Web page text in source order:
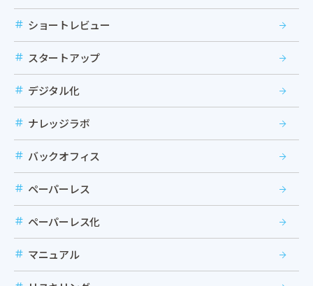
ショートレビュー
スタートアップ
デジタル化
ナレッジラボ
バックオフィス
ペーパーレス
ペーパーレス化
マニュアル